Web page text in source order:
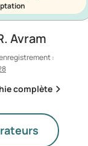
Avram
:
complète